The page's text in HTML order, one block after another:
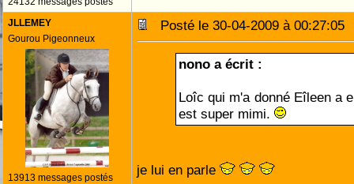
JLLEMEY
Gourou Pigeonneux
13913 messages postés
Posté le 30-04-2009 à
nono a écrit :
Loîc qui m'a donné Eîleen a
est super mimi.
je lui en parle